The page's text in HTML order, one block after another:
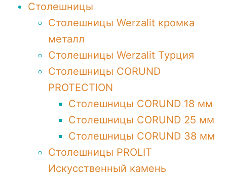
Столешницы
Столешницы Werzalit кромка
металл
Столешницы Werzalit Турция
Столешницы CORUND
PROTECTION
Столешницы CORUND 18 мм
Столешницы CORUND 25 мм
Столешницы CORUND 38 мм
Столешницы PROLIT
Искусственный камень